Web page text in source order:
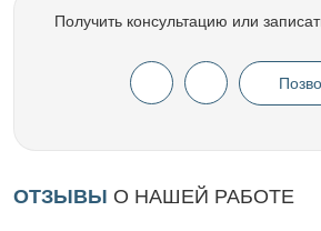
Получить консультацию или
ОТЗЫВЫ О НАШЕЙ РАБОТЕ